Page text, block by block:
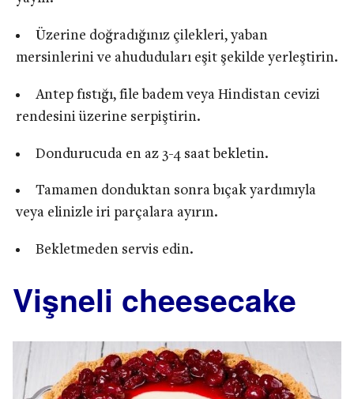
Üzerine doğradığınız çilekleri, yaban
mersinlerini ve ahududuları eşit şekilde yerleştirin.
Antep fıstığı, file badem veya Hindistan cevizi
rendesini üzerine serpiştirin.
Dondurucuda en az 3-4 saat bekletin.
Tamamen donduktan sonra bıçak yardımıyla
veya elinizle iri parçalara ayırın.
Bekletmeden servis edin.
Vişneli cheesecake